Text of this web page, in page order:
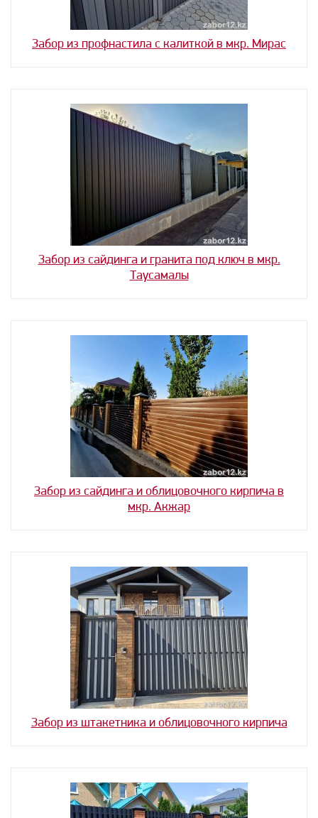
Забор из профнастила с калиткой в мкр. Мирас
Забор из сайдинга и гранита под ключ в мкр.
Таусамалы
Забор из сайдинга и облицовочного кирпича в
мкр. Акжар
Забор из штакетника и облицовочного кирпича